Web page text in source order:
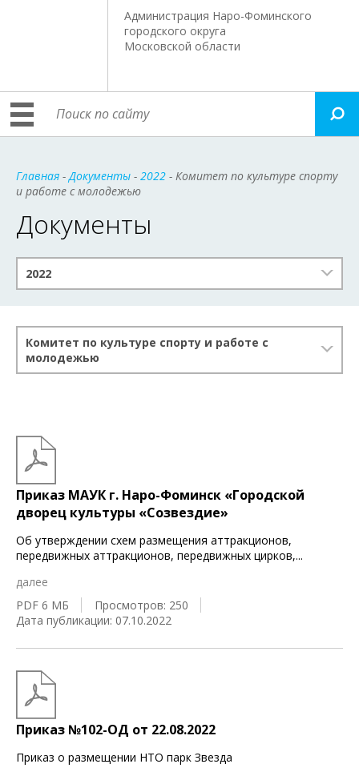
Администрация Наро-Фоминского
городского округа
Московской области
Главная -Документы - 2022 - Комитет по культуре спорту
и работе с молодежью
Документы
2022
Комитет по культуре спорту и работе с
молодежью
Приказ МАУК г. Наро-Фоминск «Городской
дворец культуры «Созвездие»
Об утверждении схем размещения аттракционов,
передвижных аттракционов, передвижных цирков,...
далее
PDF 6 МБ
Просмотров: 250
Дата публикации: 07.10.2022
Приказ №102-ОД от 22.08.2022
Приказ о размещении НТО парк Звезда